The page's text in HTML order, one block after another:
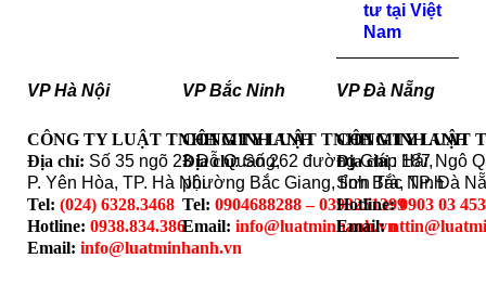
tư tại Việt
Nam
VP Hà Nội
CÔNG TY LUẬT TNHH MINH ANH
Địa chỉ: Số 35 ngõ 23 Đỗ Quang,
P. Yên Hòa, TP. Hà Nội
Tel: (024) 6328.3468
Hotline: 0938.834.386
Email: info@luatminhanh.vn
VP Bắc Ninh
CÔNG TY LUẬT TNHH MINH ANH
Địa chỉ: Số 262 đường Giáp Hải,
phường Bắc Giang, tỉnh Bắc Ninh
Tel: 0904688288 – 0393251399
Email: info@luatminhanh.vn
VP Đà Nẵng
CÔNG TY LUẬT
Địa chỉ: 187 Ngô
Sơn Trà, TP. Đà
Hotline:0903 03
Email: